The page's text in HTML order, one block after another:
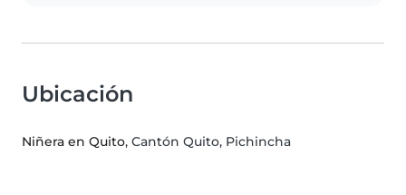
Ubicación
Niñera en Quito, Cantón Quito, Pichincha